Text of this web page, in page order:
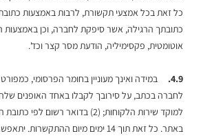
כתובתך הרגילה, אשר סיפקת לחברה, וכן באמצעות
אוטומטית, פקסימיליה, הודעת מסר קצר וכד'.
4.9.
במידה ואינך מעוניין בחומר הפרסומי,
באתר. כל זאת תוך 14 ימים מיום